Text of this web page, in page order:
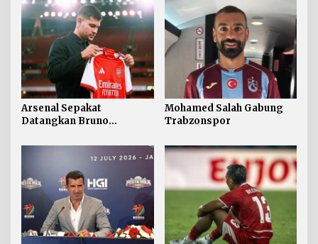
Arsenal Sepakat
Datangkan Bruno
Mohamed Salah Gabung
Trabzonspor